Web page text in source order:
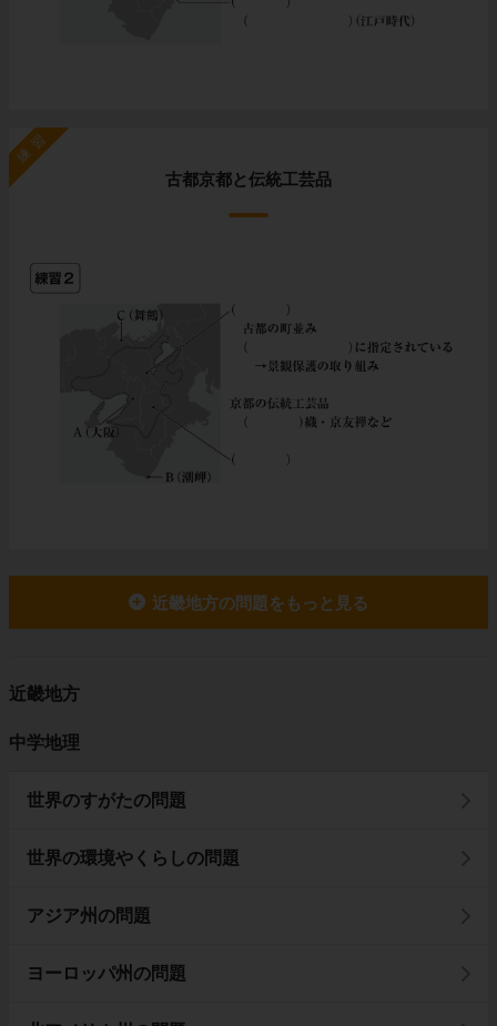
練習
古都京都と伝統工芸品
近畿地方の問題をもっと見る
近畿地方
中学地理
世界のすがたの問題
世界の環境やくらしの問題
アジア州の問題
ヨーロッパ州の問題